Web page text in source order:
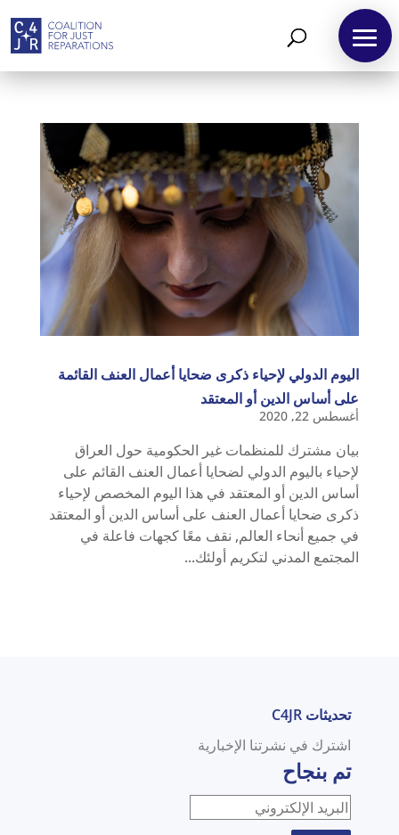
اليوم الدولي لإحياء ذكرى ضحايا أعمال العنف القائمة
على أساس الدين أو المعتقد
أغسطس 22, 2020
بيان مشترك للمنظمات غير الحكومية حول العراق
لإحياء باليوم الدولي لضحايا أعمال العنف القائم على
أساس الدين أو المعتقد في هذا اليوم المخصص لإحياء
ذكرى ضحايا أعمال العنف على أساس الدين أو المعتقد
في جميع أنحاء العالم, نقف معًا كجهات فاعلة في
المجتمع المدني لتكريم أولئك...
تحديثات C4JR
اشترك في نشرتنا الإخبارية
تم بنجاح